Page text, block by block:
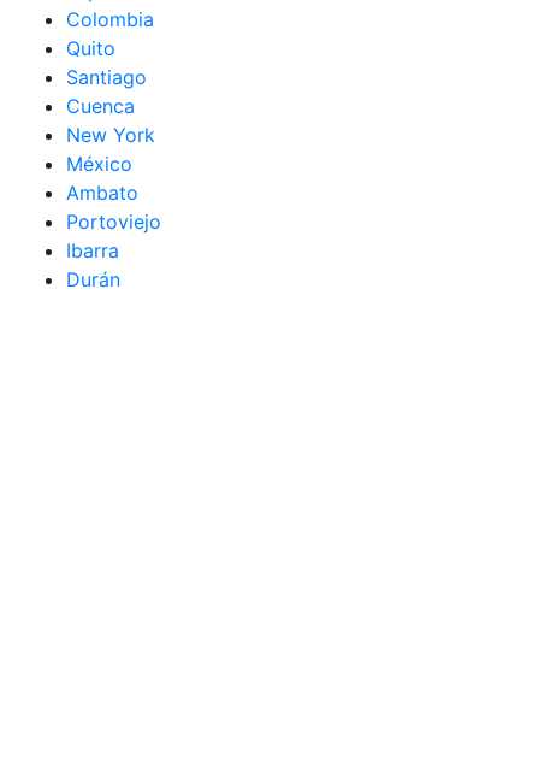
Colombia
Quito
Santiago
Cuenca
New York
México
Ambato
Portoviejo
Ibarra
Durán